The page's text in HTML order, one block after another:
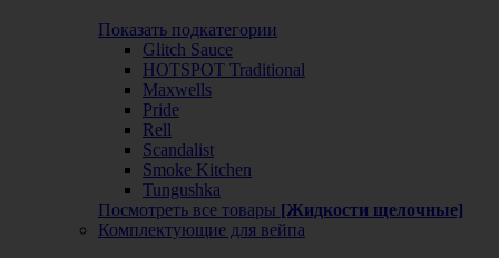
Показать подкатегории
Glitch Sauce
HOTSPOT Traditional
Maxwells
Pride
Rell
Scandalist
Smoke Kitchen
Tungushka
Посмотреть все товары [Жидкости щелочные]
Комплектующие для вейпа